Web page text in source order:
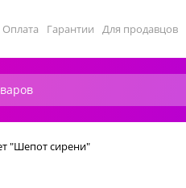
Оплата Гарантии Для продавцов
"Шепот сирени"